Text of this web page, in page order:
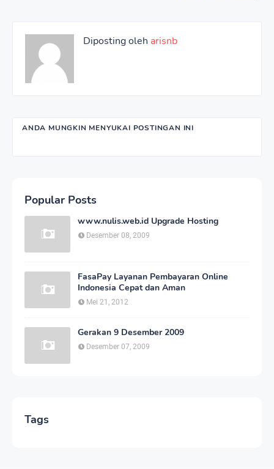
Diposting oleh arisnb
ANDA MUNGKIN MENYUKAI POSTINGAN INI
Popular Posts
www.nulis.web.id Upgrade Hosting
Desember 08, 2009
FasaPay Layanan Pembayaran Online
Indonesia Cepat dan Aman
Mei 21, 2012
Gerakan 9 Desember 2009
Desember 07, 2009
Tags